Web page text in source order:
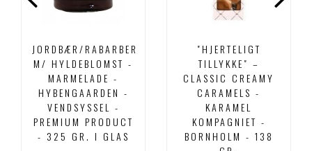
JORDBÆR/RABARBER
M/ HYLDEBLOMST -
MARMELADE -
HYBENGAARDEN -
VENDSYSSEL -
PREMIUM PRODUCT
- 325 GR. I GLAS
"HJERTELIGT
TILLYKKE" –
CLASSIC CREAMY
CARAMELS -
KARAMEL
KOMPAGNIET -
BORNHOLM - 138